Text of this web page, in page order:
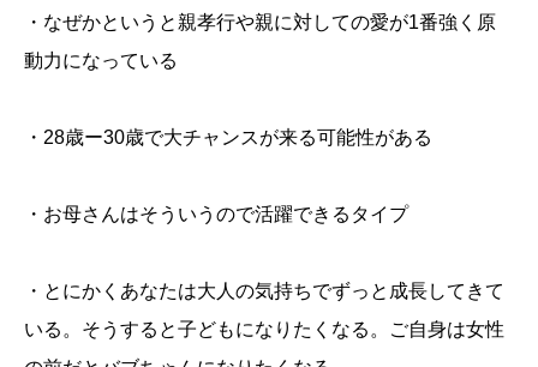
・なぜかというと親孝行や親に対しての愛が1番強く原
動力になっている
・28歳ー30歳で大チャンスが来る可能性がある
・お母さんはそういうので活躍できるタイプ
・とにかくあなたは大人の気持ちでずっと成長してきて
いる。そうすると子どもになりたくなる。ご自身は女性